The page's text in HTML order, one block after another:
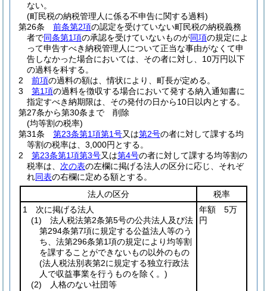
ない。
(町民税の納税管理人に係る不申告に関する過料)
第26条
前条第2項の認定を受けていない町民税の納税義務
者で同条第1項の承認を受けていないものが同項の規定によ
って申告すべき納税管理人について正当な事由がなくて申
告しなかった場合においては、その者に対し、10万円以下
の過料を科する。
2
前項の過料の額は、情状により、町長が定める。
3
第1項の過料を徴収する場合において発する納入通知書に
指定すべき納期限は、その発付の日から10日以内とする。
第27条から第30条まで
削除
(均等割の税率)
第31条
第23条第1項第1号又は第2号の者に対して課する均
等割の税率は、3,000円とする。
2
第23条第1項第3号又は第4号の者に対して課する均等割の
税率は、 次の表の左欄に掲げる法人の区分に応じ、それぞ
れ同表の右欄に定める額とする。
法人の区分
税率
1 次に掲げる法人
(1) 法人税法第2条第5号の公共法人及び法
第294条第7項に規定する公益法人等のう
ち、法第296条第1項の規定により均等割
を課することができないもの以外のもの
(法人税法別表第2に規定する独立行政法
人で収益事業を行うものを除く。)
(2) 人格のない社団等
年額 5万
円